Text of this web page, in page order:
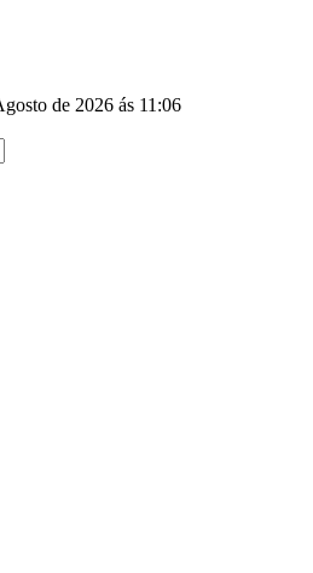
de 2026 ás 11:06